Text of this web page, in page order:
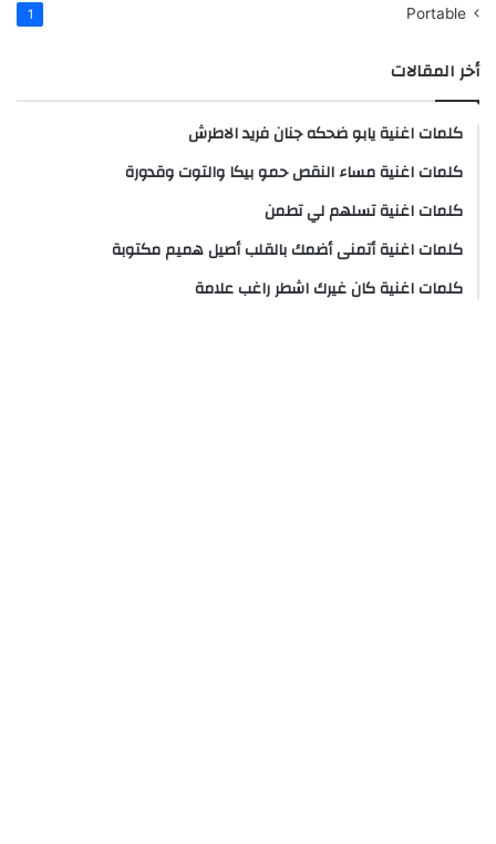
Portable
1
أخر المقالات
كلمات اغنية يابو ضحكه جنان فريد الاطرش
كلمات اغنية مساء النقص حمو بيكا والتوت وقدورة
كلمات اغنية تسلهم لي تطمن
كلمات اغنية أتمنى أضمك بالقلب أصيل هميم مكتوبة
كلمات اغنية كان غيرك اشطر راغب علامة